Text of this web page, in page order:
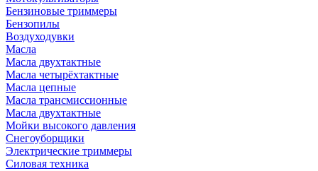
Бензиновые триммеры
Бензопилы
Воздуходувки
Масла
Масла двухтактные
Масла четырёхтактные
Масла цепные
Масла трансмиссионные
Масла двухтактные
Мойки высокого давления
Снегоуборщики
Электрические триммеры
Силовая техника